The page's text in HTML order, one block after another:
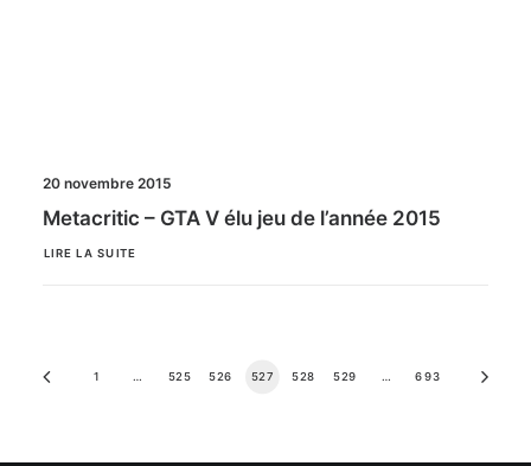
20 novembre 2015
Metacritic – GTA V élu jeu de l’année 2015
LIRE LA SUITE
1 … 525 526 527 528 529 … 693